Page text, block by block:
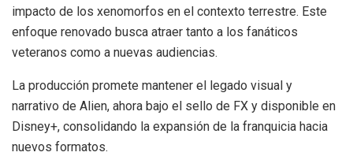
impacto de los xenomorfos en el contexto terrestre. Este
enfoque renovado busca atraer tanto a los fanáticos
veteranos como a nuevas audiencias.
La producción promete mantener el legado visual y
narrativo de Alien, ahora bajo el sello de FX y disponible en
Disney+, consolidando la expansión de la franquicia hacia
nuevos formatos.